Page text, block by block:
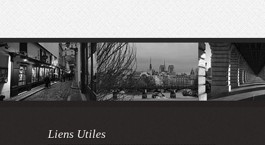
Liens Utiles